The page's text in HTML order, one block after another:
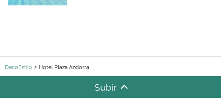
DecoEstilo Hotel Plaza Andorra
Subir